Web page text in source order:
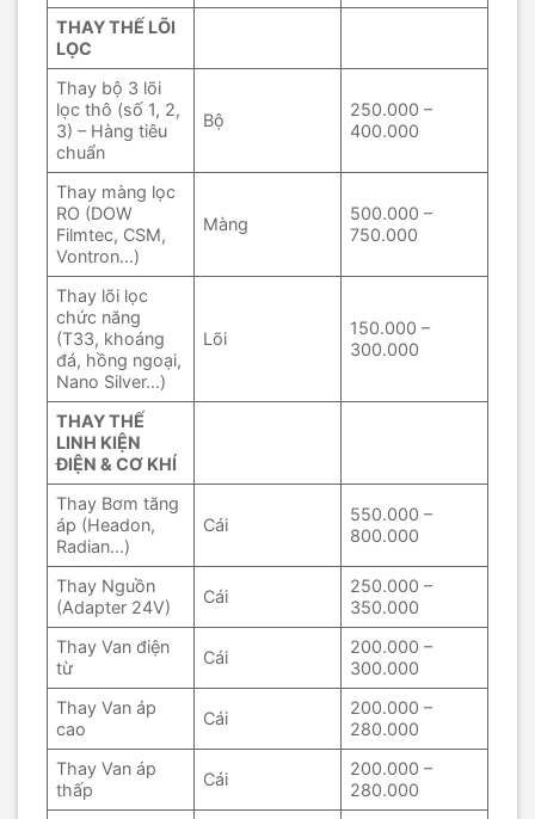
THAY THẾ LÕI
LỌC
Thay bộ 3 lõi
lọc thô (số 1, 2,
3) – Hàng tiêu
chuẩn
Bộ
250.000 –
400.000
Thay màng lọc
RO (DOW
Filmtec, CSM,
Vontron…)
Màng
500.000 –
750.000
Thay lõi lọc
chức năng
(T33, khoáng
đá, hồng ngoại,
Nano Silver…)
Lõi
150.000 –
300.000
THAY THẾ
LINH KIỆN
ĐIỆN & CƠ KHÍ
Thay Bơm tăng
áp (Headon,
Radian…)
Cái
550.000 –
800.000
Thay Nguồn
(Adapter 24V)
Cái
250.000 –
350.000
Thay Van điện
từ
Cái
200.000 –
300.000
Thay Van áp
cao
Cái
200.000 –
280.000
Thay Van áp
thấp
Cái
200.000 –
280.000